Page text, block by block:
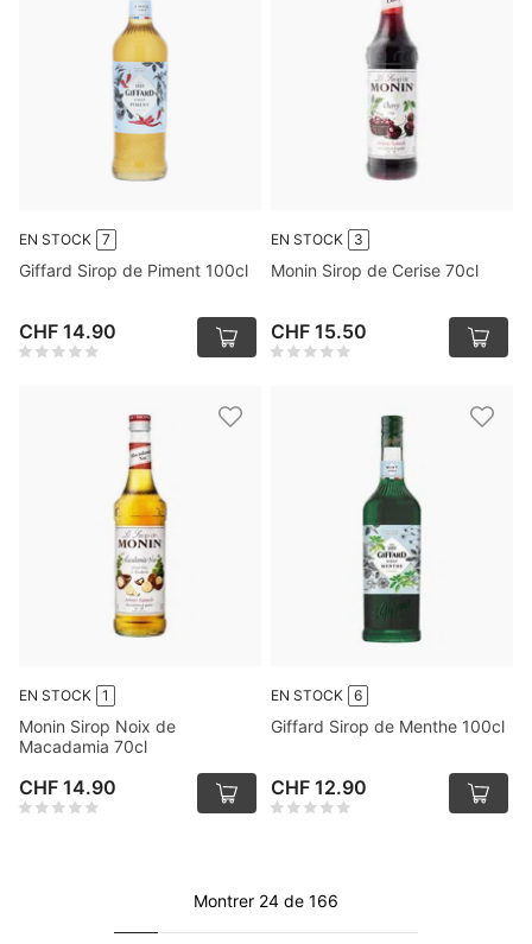
EN STOCK 7
Giffard Sirop de Piment 100cl
CHF 14.90
EN STOCK 3
Monin Sirop de Cerise 70cl
CHF 15.50
EN STOCK 1
Monin Sirop Noix de
Macadamia 70cl
CHF 14.90
EN STOCK 6
Giffard Sirop de Menthe 100cl
CHF 12.90
Montrer 24 de 166